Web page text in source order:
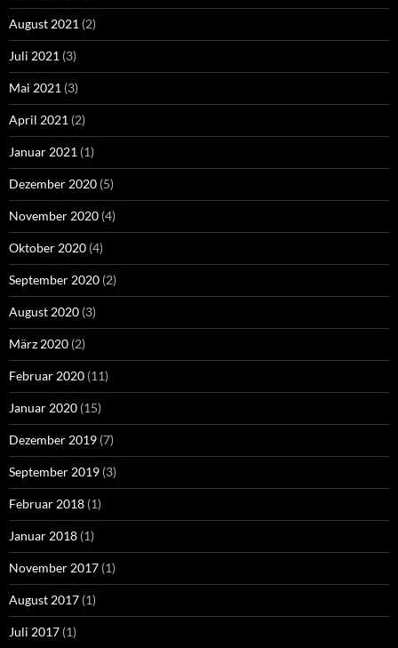
August 2021 (2)
Juli 2021 (3)
Mai 2021 (3)
April 2021 (2)
Januar 2021 (1)
Dezember 2020 (5)
November 2020 (4)
Oktober 2020 (4)
September 2020 (2)
August 2020 (3)
März 2020 (2)
Februar 2020 (11)
Januar 2020 (15)
Dezember 2019 (7)
September 2019 (3)
Februar 2018 (1)
Januar 2018 (1)
November 2017 (1)
August 2017 (1)
Juli 2017 (1)